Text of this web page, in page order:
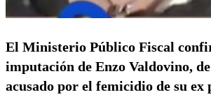
El Ministerio Público Fiscal
imputación de Enzo Valdovino,
acusado por el femicidio de su ex